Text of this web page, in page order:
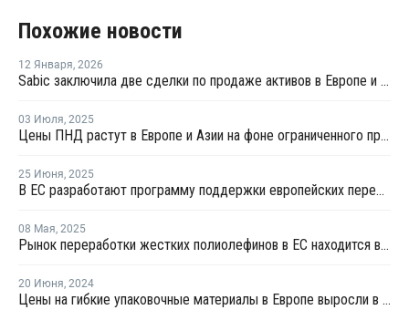
Похожие новости
12 Января, 2026
Sabic заключила две сделки по продаже активов в Европе и Америке
03 Июля, 2025
Цены ПНД растут в Европе и Азии на фоне ограниченного предложения и роста стоимости сырья
25 Июня, 2025
В ЕС разработают программу поддержки европейских переработчиков пластмасс
08 Мая, 2025
Рынок переработки жестких полиолефинов в ЕС находится в стагнации
20 Июня, 2024
Цены на гибкие упаковочные материалы в Европе выросли в первом квартале